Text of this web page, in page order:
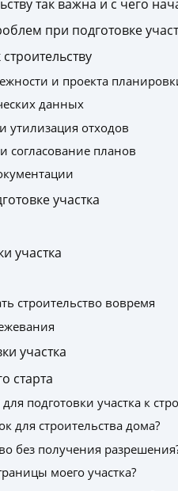
так важна и с чего
при подготовке
и проекта
данных
утилизация отходов
согласование планов
участка
участка
строительство вовремя
участка
старта
подготовки участка к
для строительства дома?
без получения
моего участка?